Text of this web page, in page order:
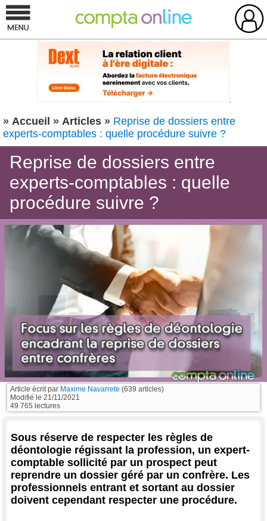
» Accueil » Articles » Reprise de dossiers entre
experts-comptables : quelle procédure suivre ?
Reprise de dossiers entre
experts-comptables : quelle
procédure suivre ?
Article écrit par Maxime Navarrete (639 articles)
Modifié le 21/11/2021
49 765 lectures
Sous réserve de respecter les règles de
déontologie régissant la profession, un expert-
comptable sollicité par un prospect peut
reprendre un dossier géré par un confrère. Les
professionnels entrant et sortant au dossier
doivent cependant respecter une procédure.